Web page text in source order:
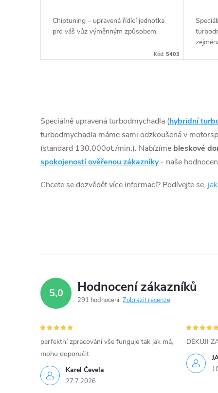
Chiptuning – upravená řídící jednotka
pro váš vůz výměnným způsobem.
Kód: 5403
v
l
á
a
p
v
k
y
v
ý
p
Speciálně upravená turbodmychadla (hybridní
turbodmychadla máme sami odzkoušená v
(standard 130.000ot./min.). Nabízíme bleskové
spokojeností ověřenou zákazníky- naše
Chcete se dozvědět více informací? Podívejte se,
5,0 Hodnocení zákazníků
291 hodnocení Zobrazit recenze
Karel Čevela
27.7.2026
perfektní zpracování vše funguje tak jak má,
mohu doporučit
DĚKUJI